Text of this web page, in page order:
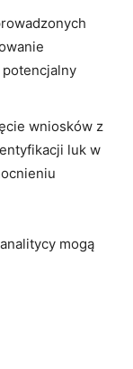
wniosków z
luk w⁣
mogą